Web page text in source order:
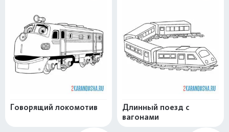
Говорящий локомотив
Длинный поезд с
вагонами